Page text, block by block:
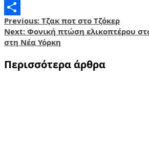
Email
Share
Post
navigation
Previous: Τζακ ποτ στο Τζόκερ
Next: Φονική πτώση ελικοπτέρου
στη Νέα Υόρκη
Περισσότερα άρθρα